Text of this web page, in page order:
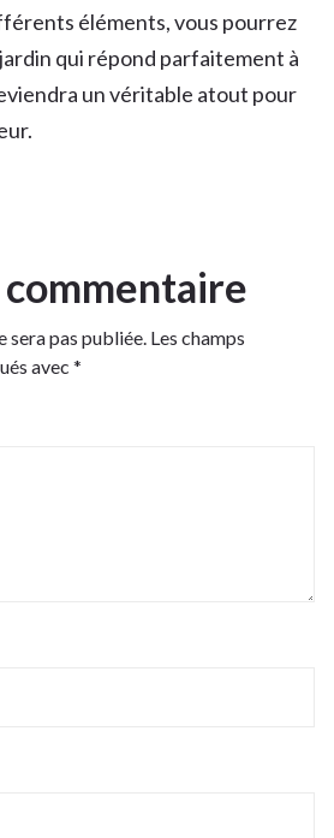
éléments, vous pourrez
qui répond parfaitement à
un véritable atout pour
commentaire
sera pas publiée. Les champs
avec *